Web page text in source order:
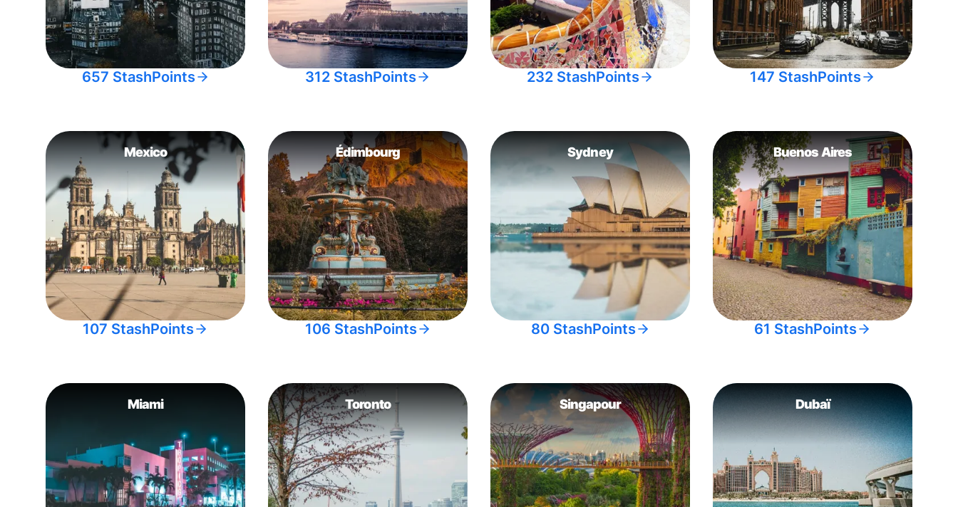
657 StashPoints 312 StashPoints 232 StashPoints 147 StashPoints
Mexico
107 StashPoints
Édimbourg
106 StashPoints
Sydney
80 StashPoints
Buenos Aires
61 StashPoints
Miami Toronto Singapour Dubaï